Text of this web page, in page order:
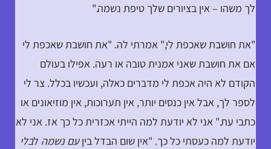
לך משהו – אין בציורים שלך טיפת נשמה."
"את חושבת שאכפת לי," אמרתי לה. "את חושבת שאכפת לי
אם את חושבת שאני אמנית טובה או רעה. אפילו בעולם
הקודם לא היה אכפת לי מדברים כאלה, ועכשיו בכלל. צר לי
לספר לך, אבל אין כנסים יותר, אין תערוכות, אין מוזיאונים או
כתבי עת." אני לא יודעת למה הייתי אכזרית כל כך אז. אני לא
יודעת למה כעסתי כל כך. "אין שום הבדל ביןעם נשמה לבלי